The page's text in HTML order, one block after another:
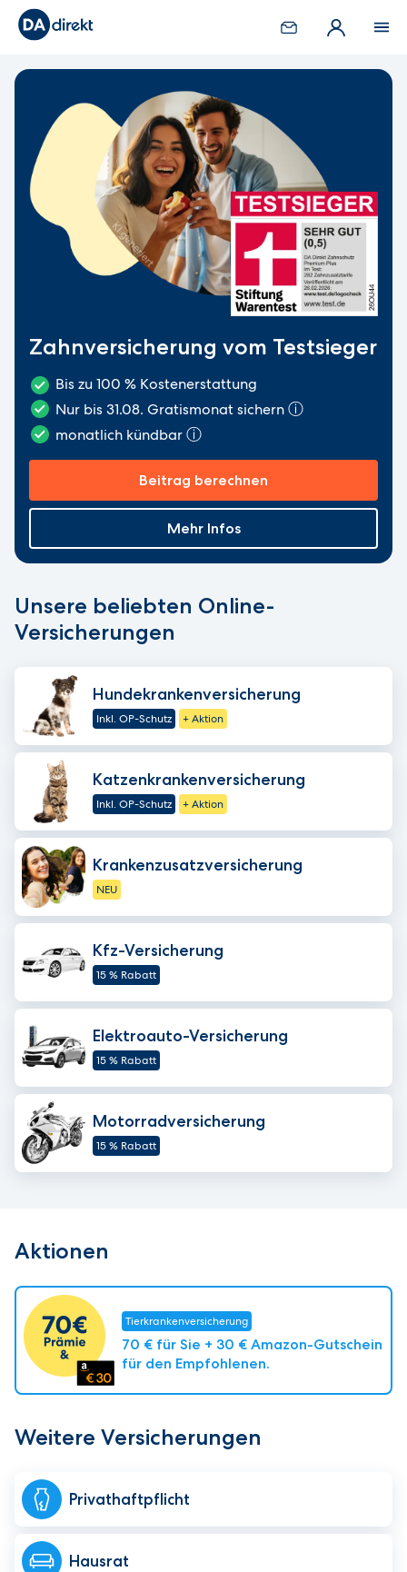
Zahnversicherung vom Testsieger
Bis zu 100 % Kostenerstattung
Nur bis 31.08. Gratismonat sichern ⓘ
monatlich kündbar ⓘ
Beitrag berechnen
Mehr Infos
Unsere beliebten Online-
Versicherungen
Hundekrankenversicherung
Inkl. OP-Schutz + Aktion
Katzenkrankenversicherung
Inkl. OP-Schutz + Aktion
Krankenzusatzversicherung
NEU
Kfz-Versicherung
15 % Rabatt
Elektroauto-Versicherung
15 % Rabatt
Motorradversicherung
15 % Rabatt
Aktionen
Tierkrankenversicherung
70 € für Sie + 30 € Amazon-Gutschein
für den Empfohlenen.
Weitere Versicherungen
Privat­haftpflicht
Hausrat